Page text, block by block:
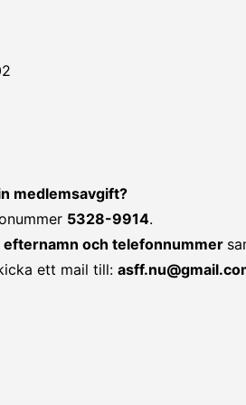
medlemsavgift?
5328-9914.
och telefonnummer
ett mail till: